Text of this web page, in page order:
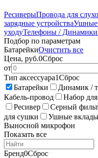
РесиверыПровода для
зарядные устройстваУшные
уходуТелефоны / Динамики
Подбор по параметрам
БатарейкиОчистить все
Цена, руб.0Сброс
от
Тип аксессуара1Сброс
Батарейки
Динамик /
Кабель-провод
Набор
Ресивер
Серный
для сушки
Ушные
Выносной микрофон
Показать все
Бренд0Сброс